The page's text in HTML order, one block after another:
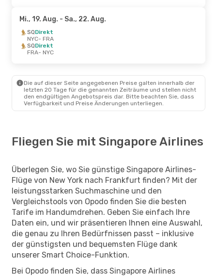
Mi., 19. Aug. - Sa., 22. Aug.
SQDirekt
NYC- FRA
SQDirekt
FRA- NYC
Die auf dieser Seite angegebenen Preise galten innerhalb der
letzten 20 Tage für die genannten Zeiträume und stellen nicht
den endgültigen Angebotspreis dar. Bitte beachten Sie, dass
Verfügbarkeit und Preise Änderungen unterliegen.
Fliegen Sie mit Singapore Airlines
Überlegen Sie, wo Sie günstige Singapore Airlines-
Flüge von New York nach Frankfurt finden? Mit der
leistungsstarken Suchmaschine und den
Vergleichstools von Opodo finden Sie die besten
Tarife im Handumdrehen. Geben Sie einfach Ihre
Daten ein, und wir präsentieren Ihnen eine Auswahl,
die genau zu Ihren Bedürfnissen passt – inklusive
der günstigsten und bequemsten Flüge dank
unserer Smart Choice-Funktion.
Bei Opodo finden Sie, dass Singapore Airlines